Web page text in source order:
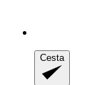
Cesta